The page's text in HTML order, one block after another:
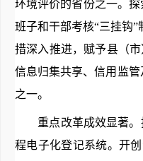
环境评价的省份之一。
班子和干部考核“三挂钩
措深入推进，赋予县（
信息归集共享、信用监
之一。
重点改革成效显著。持
程电子化登记系统。开